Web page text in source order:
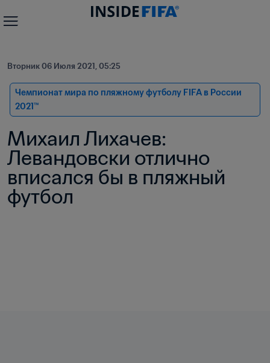
Вторник 06 Июля 2021, 05:25
Чемпионат мира по пляжному футболу FIFA в России
2021™
Михаил Лихачев:
Левандовски отлично
вписался бы в пляжный
футбол